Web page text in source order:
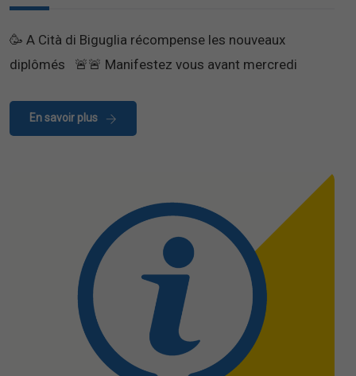
🥳 A Cità di Biguglia récompense les nouveaux
diplômés 🚨🚨 Manifestez vous avant mercredi
En savoir plus